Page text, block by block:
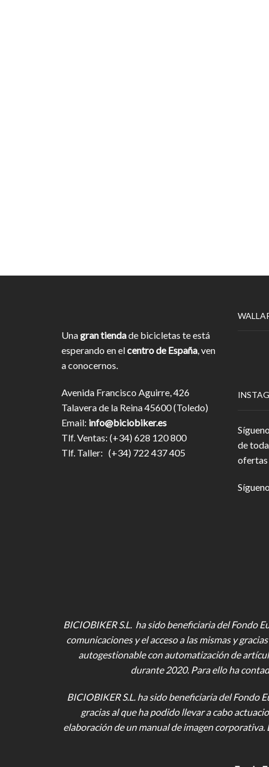
Unagran tiendade bicicletas te está
esperando en elcentro de España , ven
a conocernos.
Avenida Francisco Aguirre, 426
Talavera de la Reina 45600 (Toledo)
Email: info@biciobiker.es
Tlf. Ventas: (+34) 628 120 800
Tlf. Taller: (+34) 722 437 405
de
ofertas
BICIOBIKER S.L. ha sido beneficiaria del Fondo
comunicaciones y el acceso a las mismas y
autogestionable con automatización de
durante 2020. Para ello ha
BICIOBIKER S.L. ha sido beneficiaria del Fondo
gracias al que ha podido llevar a cabo
elaboración de un manual de imagen